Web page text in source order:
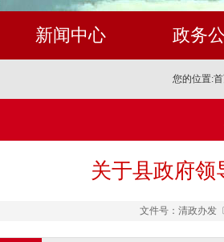
新闻中心 政务
您的位置:
关于县政府领
文件号：清政办发